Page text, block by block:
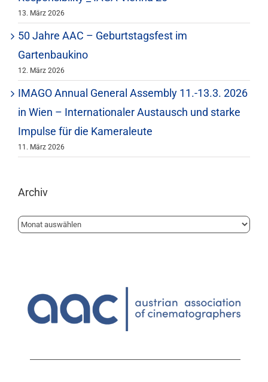
13. März 2026
50 Jahre AAC – Geburtstagsfest im
Gartenbaukino
12. März 2026
IMAGO Annual General Assembly 11.-13.3. 2026
in Wien – Internationaler Austausch und starke
Impulse für die Kameraleute
11. März 2026
Archiv
Archiv